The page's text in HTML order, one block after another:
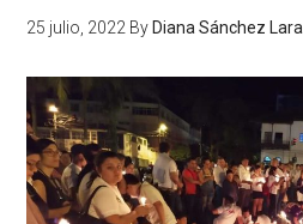
25 julio, 2022 By Diana Sánchez Lara